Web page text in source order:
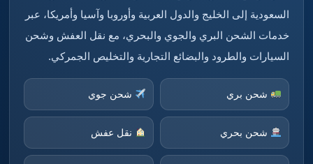
السعودية إلى الخليج والدول العربية وأوروبا وآسيا وأمريكا، عبر
خدمات الشحن البري والجوي والبحري، مع نقل العفش وشحن
السيارات والطرود والبضائع التجارية والتخليص الجمركي.
شحن بري شحن جوي
شحن بحري نقل عفش